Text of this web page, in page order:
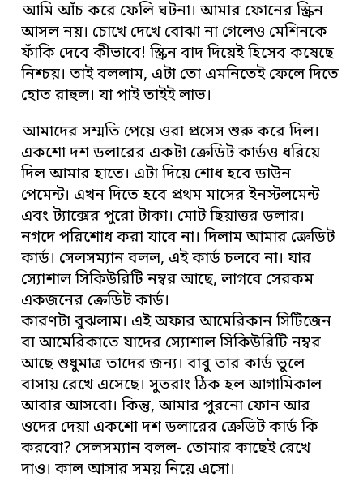
আমি আঁচ করে ফেলি ঘটনা। আমার ফোনের স্ক্রিন
আসল নয়। চোখে দেখে বোঝা না গেলেও মেশিনকে
ফাঁকি দেবে কীভাবে! স্ক্রিন বাদ দিয়েই হিসেব কষেছে
নিশ্চয়। তাই বললাম, এটা তো এমনিতেই ফেলে দিতে
হোত রাহুল। যা পাই তাইই লাভ।
আমাদের সম্মতি পেয়ে ওরা প্রসেস শুরু করে দিল।
একশো দশ ডলারের একটা ক্রেডিট কার্ডও ধরিয়ে
দিল আমার হাতে। এটা দিয়ে শোধ হবে ডাউন
পেমেন্ট। এখন দিতে হবে প্রথম মাসের ইনস্টলমেন্ট
এবং ট্যাক্সের পুরো টাকা। মোট ছিয়াত্তর ডলার।
নগদে পরিশোধ করা যাবে না। দিলাম আমার ক্রেডিট
কার্ড। সেলসম্যান বলল, এই কার্ড চলবে না। যার
স্যোশাল সিকিউরিটি নম্বর আছে, লাগবে সেরকম
একজনের ক্রেডিট কার্ড।
কারণটা বুঝলাম। এই অফার আমেরিকান সিটিজেন
বা আমেরিকাতে যাদের স্যোশাল সিকিউরিটি নম্বর
আছে শুধুমাত্র তাদের জন্য। বাবু তার কার্ড ভুলে
বাসায় রেখে এসেছে। সুতরাং ঠিক হল আগামিকাল
আবার আসবো। কিন্তু, আমার পুরনো ফোন আর
ওদের দেয়া একশো দশ ডলারের ক্রেডিট কার্ড কি
করবো? সেলসম্যান বলল- তোমার কাছেই রেখে
দাও। কাল আসার সময় নিয়ে এসো।